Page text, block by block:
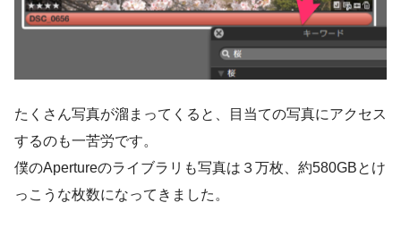
たくさん写真が溜まってくると、目当ての写真にアクセス
するのも一苦労です。
僕のApertureのライブラリも写真は３万枚、約580GBとけ
っこうな枚数になってきました。